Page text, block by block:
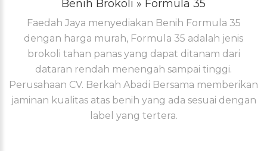
Benih Brokoli » Formula 35
Faedah Jaya menyediakan Benih Formula 35
dengan harga murah, Formula 35 adalah jenis
brokoli tahan panas yang dapat ditanam dari
dataran rendah menengah sampai tinggi.
Perusahaan CV. Berkah Abadi Bersama memberikan
jaminan kualitas atas benih yang ada sesuai dengan
label yang tertera.